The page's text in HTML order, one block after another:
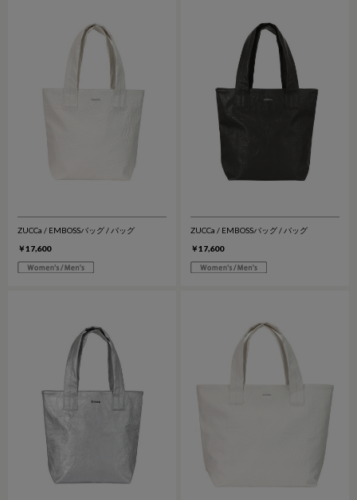
ZUCCa / EMBOSSバッグ / バッグ
￥17,600
ZUCCa / EMBOSSバッグ / バッグ
￥17,600